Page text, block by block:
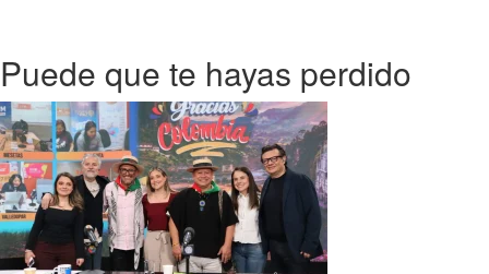
Puede que te hayas perdido